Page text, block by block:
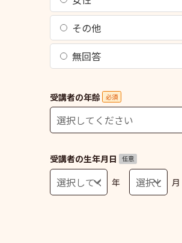
その他
無回答
受講者の年齢 必須
受講者の生年月日 任意
年 月